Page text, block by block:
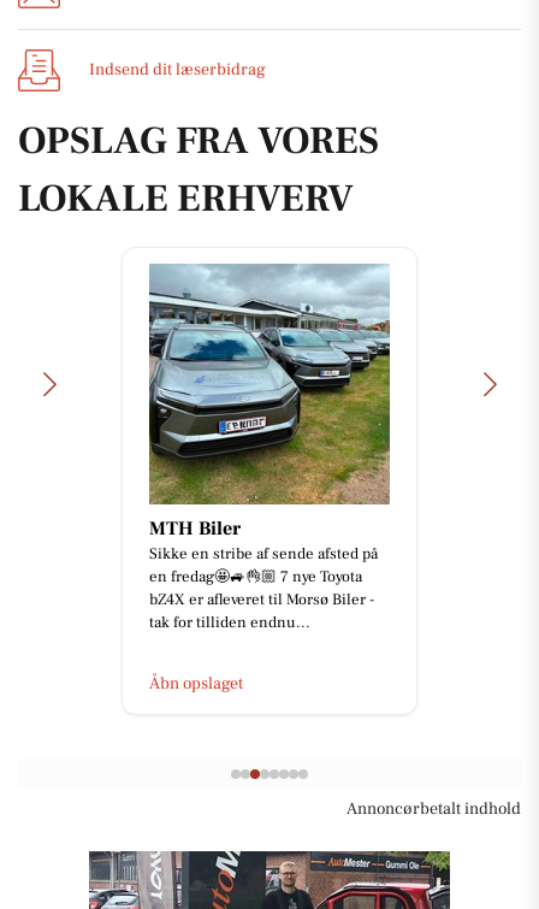
Indsend dit læserbidrag
OPSLAG FRA VORES
LOKALE ERHVERV
MTH Biler
Sikke en stribe af sende afsted på
en fredag🤩🚙👌🏼 7 nye Toyota
bZ4X er afleveret til Morsø Biler -
tak for tilliden endnu...
Åbn opslaget
Annoncørbetalt indhold